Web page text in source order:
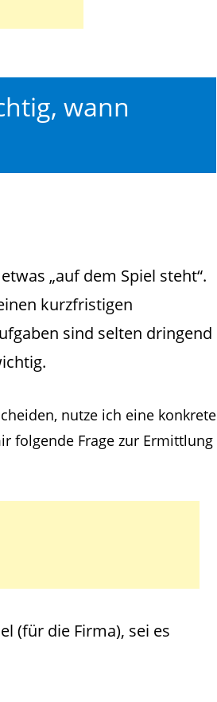
wann
„auf dem Spiel steht“.
kurzfristigen
sind selten dringend
nutze ich eine konkrete
folgende Frage zur Ermittlung
(für die Firma), sei es